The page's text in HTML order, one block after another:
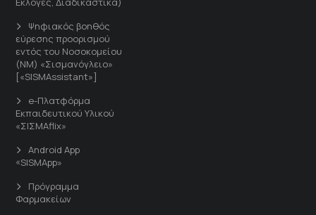
Ψηφιακός βοηθός
εύρεσης προορισμού
εντός του Νοσοκομείου
(ΝΜ) «Σισμανόγλειο»
[«SISMAssistant»]
e-Πλατφόρμα
Εκπαιδευτικού Υλικού
«ΣΙΣΜΑflix»
Android App
«SISMApp»
Πρόγραμμα
Φαρμακείων